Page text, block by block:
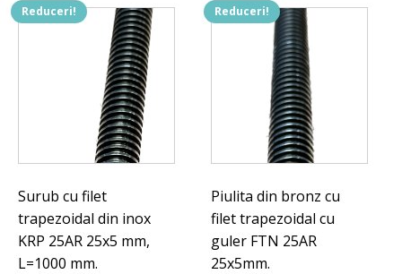
pe
bucata.
Reduceri!
Surub cu filet
trapezoidal din inox
KRP 25AR 25x5 mm,
L=1000 mm.
Reduceri!
Piulita din bronz cu
filet trapezoidal cu
guler FTN 25AR
25x5mm.